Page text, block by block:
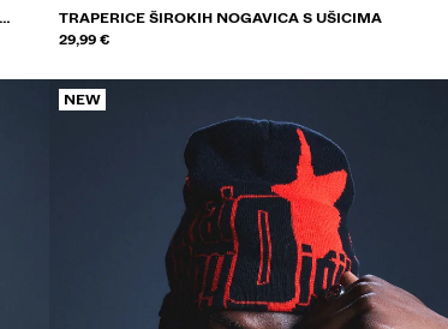
TRAPERICE ŠIROKIH NOGAVICA S UŠICIMA
29,99 €
NEW